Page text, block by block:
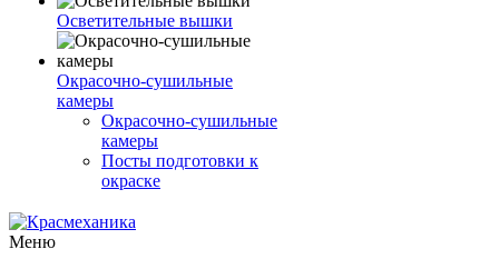
Осветительные вышки
Окрасочно-сушильные
камеры
Окрасочно-сушильные
камеры
Посты подготовки к
окраске
Меню